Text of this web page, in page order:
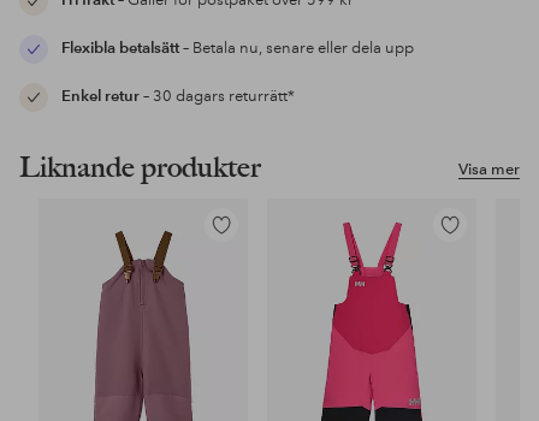
Flexibla betalsätt– Betala nu, senare eller dela upp
Enkel retur– 30 dagars returrätt*
Visa mer
Liknande produkter
Lägg
Lägg